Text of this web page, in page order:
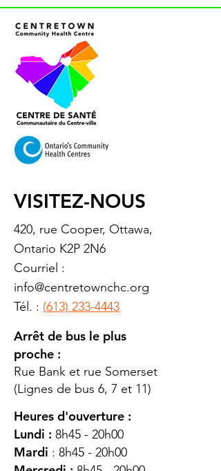
VISITEZ-NOUS
420, rue Cooper, Ottawa,
Ontario K2P 2N6
Courriel :
info@centretownchc.org
Tél. : (613) 233-4443
Arrêt de bus le plus
proche :
Rue Bank et rue Somerset
(Lignes de bus 6, 7 et 11)
Heures d'ouverture :
Lundi : 8h45 - 20h00
Mardi : 8h45 - 20h00